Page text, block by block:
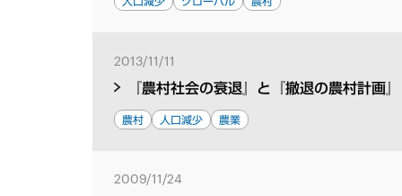
2013/11/11
『農村社会の衰退』と『撤退の農村計画』
農村 人口減少 農業
2009/11/24